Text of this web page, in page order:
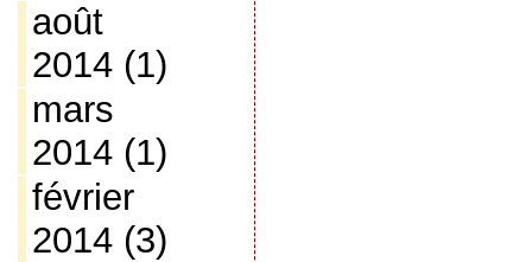
août
2014(1)
mars
2014(1)
février
2014(3)